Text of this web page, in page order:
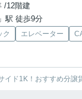
/12階建
駅 徒歩9分
ク エレベーター
イド1K！おすすめ分譲